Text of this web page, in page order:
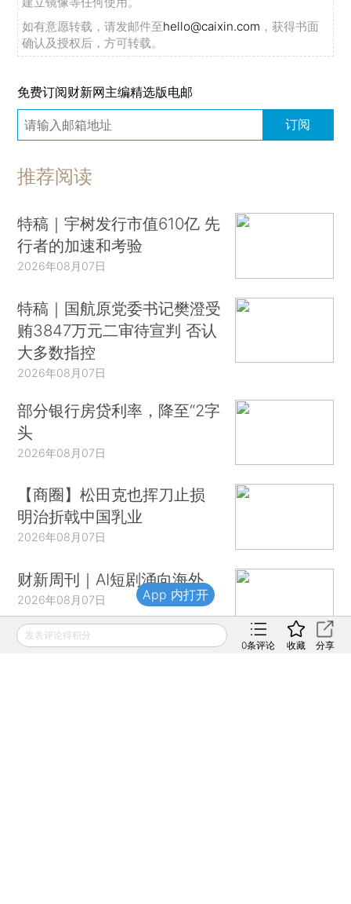
如有意愿转载，请发邮件至hello@caixin.com ，获得书面
确认及授权后，方可转载。
免费订阅财新网主编精选版电邮
订阅
推荐阅读
特稿｜宇树发行市值610亿 先
行者的加速和考验
2026年08月07日
特稿｜国航原党委书记樊澄受
贿3847万元二审待宣判 否认
大多数指控
2026年08月07日
部分银行房贷利率，降至“2字
头
2026年08月07日
【商圈】松田克也挥刀止损
明治折戟中国乳业
2026年08月07日
财新周刊｜AI短剧涌向海外
2026年08月07日
发表评论得积分
0条评论 收藏 分享
App 内打开